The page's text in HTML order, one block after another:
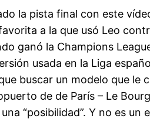
la pista final con este
a la que usó Leo
ganó la Champions
usada en la Liga
buscar un modelo que le
de de París – Le
“posibilidad”. Y no es